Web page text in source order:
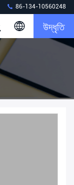
86-134-10560248
উদ্ধৃতি